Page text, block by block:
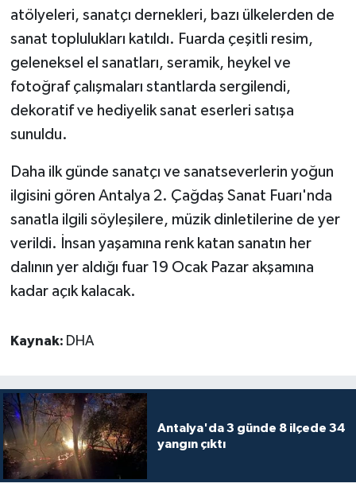
atölyeleri, sanatçı dernekleri, bazı ülkelerden de
sanat toplulukları katıldı. Fuarda çeşitli resim,
geleneksel el sanatları, seramik, heykel ve
fotoğraf çalışmaları stantlarda sergilendi,
dekoratif ve hediyelik sanat eserleri satışa
sunuldu.
Daha ilk günde sanatçı ve sanatseverlerin yoğun
ilgisini gören Antalya 2. Çağdaş Sanat Fuarı'nda
sanatla ilgili söyleşilere, müzik dinletilerine de yer
verildi. İnsan yaşamına renk katan sanatın her
dalının yer aldığı fuar 19 Ocak Pazar akşamına
kadar açık kalacak.
Kaynak: DHA
Antalya'da 3 günde 8 ilçede 34
yangın çıktı
Sosyal medya
Spor
Televizyon
Turizm
Yaşam